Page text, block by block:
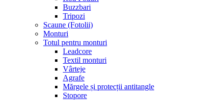
Buzzbari
Tripozi
Scaune (Fotolii)
Monturi
Totul pentru monturi
Leadcore
Textil monturi
Vârteje
Agrafe
Mărgele și protecții antitangle
Stopore